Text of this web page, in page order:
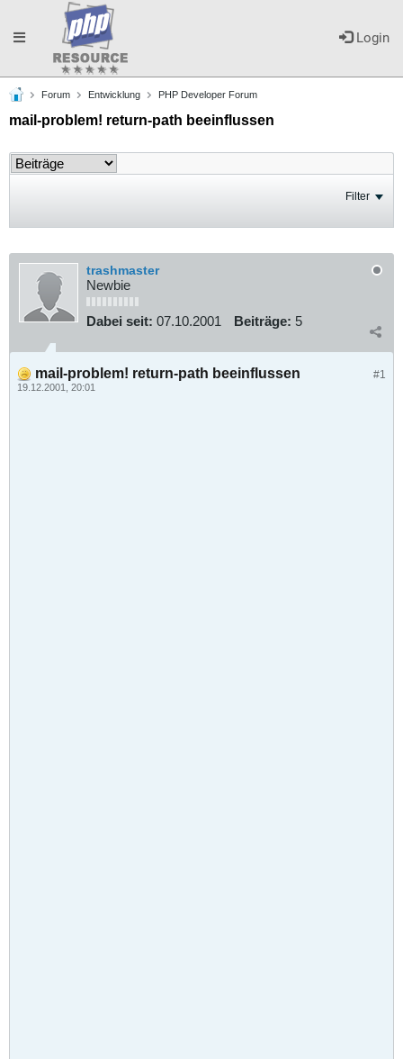
Login
Toggle
navigation
Forum Entwicklung PHP Developer Forum
mail-problem! return-path beeinflussen
Filter
trashmaster
Newbie
Dabei seit: 07.10.2001 Beiträge: 5
#1
mail-problem! return-path beeinflussen
19.12.2001, 20:01